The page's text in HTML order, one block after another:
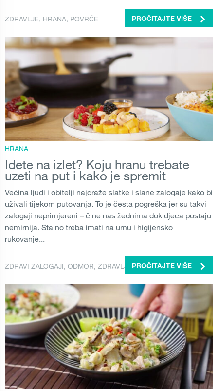
ZDRAVLJE, HRANA, POVRĆE PROČITAJTE VIŠE
HRANA
Idete na izlet? Koju hranu trebate
uzeti na put i kako je spremit
Većina ljudi i obitelji najdraže slatke i slane zalogaje kako bi
uživali tijekom putovanja. To je česta pogreška jer su takvi
zalogaji neprimjereni – čine nas žednima dok djeca postaju
nemirnija. Stalno treba imati na umu i higijensko
rukovanje...
ZDRAVI ZALOGAJI, ODMOR, ZDRAVLJE PROČITAJTE VIŠE